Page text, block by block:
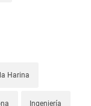
Harina
Ingeniería